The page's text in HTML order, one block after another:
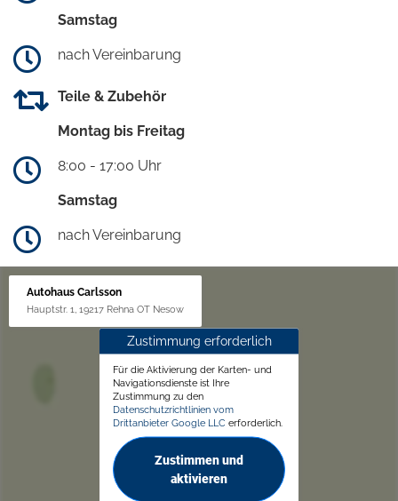
Samstag
nach Vereinbarung
Teile & Zubehör
Montag bis Freitag
8:00 - 17:00 Uhr
Samstag
nach Vereinbarung
Autohaus Carlsson
Hauptstr. 1, 19217 Rehna OT Nesow
Zustimmung erforderlich
Für die Aktivierung der Karten- und
Navigationsdienste ist Ihre
Zustimmung zu den
Datenschutzrichtlinien vom
Drittanbieter Google LLC erforderlich.
Zustimmen und
aktivieren